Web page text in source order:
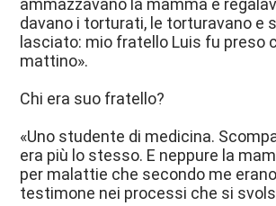
ammazzavano la mamma e
davano i torturati, le torturavano e
lasciato: mio fratello Luis fu preso
mattino».
Chi era suo fratello?
«Uno studente di medicina.
era più lo stesso. E neppure la
per malattie che secondo me
testimone nei processi che si